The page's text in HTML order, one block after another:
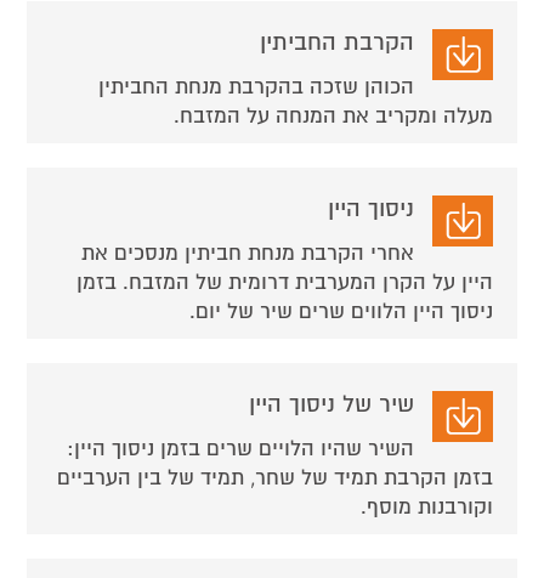
הקרבת החביתין
הכוהן שזכה בהקרבת מנחת החביתין
מעלה ומקריב את המנחה על המזבח.
ניסוך היין
אחרי הקרבת מנחת חביתין מנסכים את
היין על הקרן המערבית דרומית של המזבח. בזמן
ניסוך היין הלווים שרים שיר של יום.
שיר של ניסוך היין
השיר שהיו הלויים שרים בזמן ניסוך היין:
בזמן הקרבת תמיד של שחר, תמיד של בין הערביים
וקורבנות מוסף.